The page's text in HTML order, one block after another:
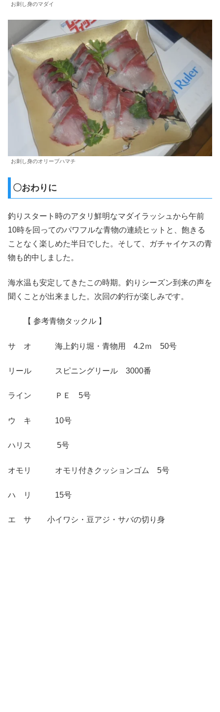
お刺し身のマダイ
お刺し身のオリーブハマチ
〇おわりに
釣りスタート時のアタリ鮮明なマダイラッシュから午前
10時を回ってのパワフルな青物の連続ヒットと、飽きる
ことなく楽しめた半日でした。そして、ガチャイケスの青
物も的中しました。
海水温も安定してきたこの時期。釣りシーズン到来の声を
聞くことが出来ました。次回の釣行が楽しみです。
【 参考青物タックル 】
サ オ 海上釣り堀・青物用 4.2ｍ 50号
リール スピニングリール 3000番
ライン ＰＥ 5号
ウ キ 10号
ハリス 5号
オモリ オモリ付きクッションゴム 5号
ハ リ 15号
エ サ 小イワシ・豆アジ・サバの切り身